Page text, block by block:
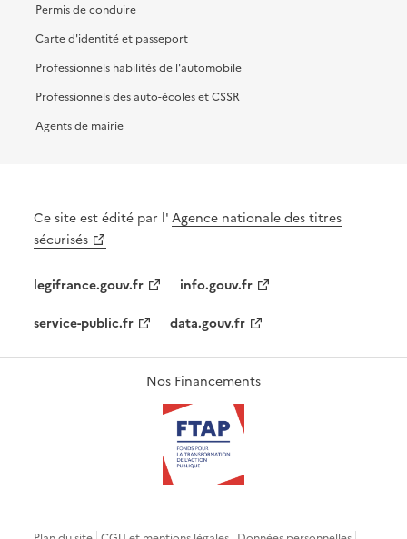
Permis de conduire
Carte d'identité et passeport
Professionnels habilités de l'automobile
Professionnels des auto-écoles et CSSR
Agents de mairie
Ce site est édité par l'Agence nationale des titres
sécurisés
legifrance.gouv.fr
info.gouv.fr
service-public.fr
data.gouv.fr
Nos Financements